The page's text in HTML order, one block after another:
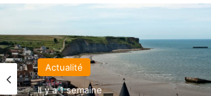
Actualité
Il y a 1 semaine